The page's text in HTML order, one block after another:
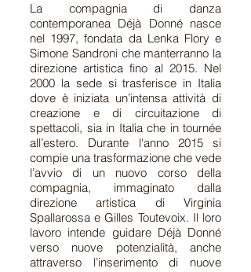
La compagnia di danza
contemporanea Déjà Donné nasce
nel 1997, fondata da Lenka Flory e
Simone Sandroni che manterranno la
direzione artistica fino al 2015. Nel
2000 la sede si trasferisce in Italia
dove è iniziata un’intensa attività di
creazione e di circuitazione di
spettacoli, sia in Italia che in tournée
all’estero. Durante l'anno 2015 si
compie una trasformazione che vede
l’avvio di un nuovo corso della
compagnia, immaginato dalla
direzione artistica di Virginia
Spallarossa e Gilles Toutevoix. Il loro
lavoro intende guidare Déjà Donné
verso nuove potenzialità, anche
attraverso l’inserimento di nuove